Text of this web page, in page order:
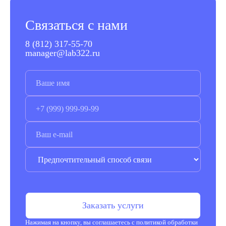
Связаться с нами
8 (812) 317-55-70
manager@lab322.ru
Заказать услуги
Нажимая на кнопку, вы соглашаетесь с политикой обработки